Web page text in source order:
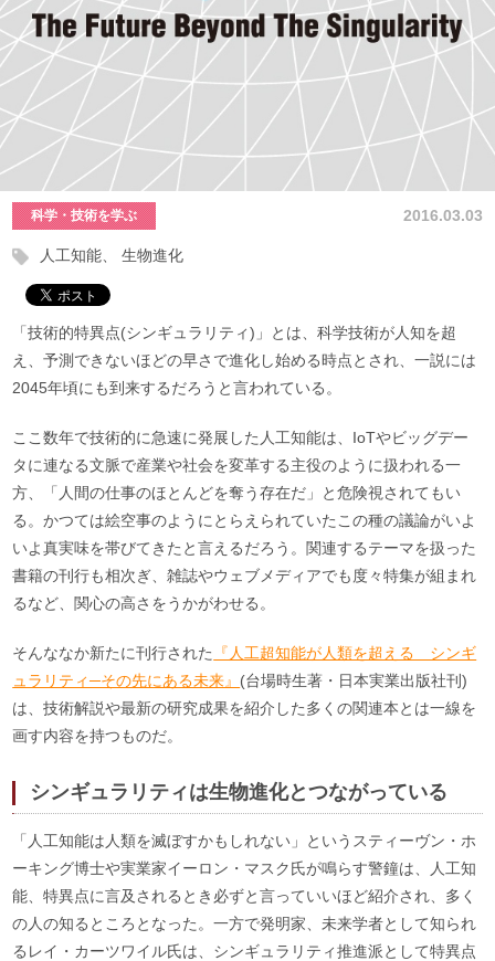
2016.03.03
科学・技術を学ぶ
人工知能 生物進化
「技術的特異点(シンギュラリティ)」とは、科学技術が人知を超
え、予測できないほどの早さで進化し始める時点とされ、一説には
2045年頃にも到来するだろうと言われている。
ここ数年で技術的に急速に発展した人工知能は、IoTやビッグデー
タに連なる文脈で産業や社会を変革する主役のように扱われる一
方、「人間の仕事のほとんどを奪う存在だ」と危険視されてもい
る。かつては絵空事のようにとらえられていたこの種の議論がいよ
いよ真実味を帯びてきたと言えるだろう。関連するテーマを扱った
書籍の刊行も相次ぎ、雑誌やウェブメディアでも度々特集が組まれ
るなど、関心の高さをうかがわせる。
そんななか新たに刊行された
『人工超知能が人類を超える シンギ
ュラリティ─その先にある未来』 (台場時生著・日本実業出版社刊)
は、技術解説や最新の研究成果を紹介した多くの関連本とは一線を
画す内容を持つものだ。
シンギュラリティは生物進化とつながっている
「人工知能は人類を滅ぼすかもしれない」というスティーヴン・ホ
ーキング博士や実業家イーロン・マスク氏が鳴らす警鐘は、人工知
能、特異点に言及されるとき必ずと言っていいほど紹介され、多く
の人の知るところとなった。一方で発明家、未来学者として知られ
るレイ・カーツワイル氏は、シンギュラリティ推進派として特異点